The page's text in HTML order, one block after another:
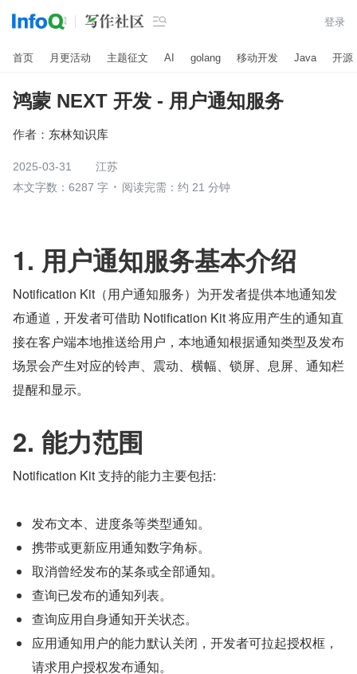
 登录
首页 月更活动 主题征文 AI golang 移动开发 Java 开源
鸿蒙 NEXT 开发 - 用户通知服务
作者： 东林知识库
2025-03-31
江苏
本文字数：6287 字
阅读完需：约 21 分钟
1. 用户通知服务基本介绍
Notification Kit（用户通知服务）为开发者提供本地通知发
布通道，开发者可借助 Notification Kit 将应用产生的通知直
接在客户端本地推送给用户，本地通知根据通知类型及发布
场景会产生对应的铃声、震动、横幅、锁屏、息屏、通知栏
提醒和显示。
2. 能力范围
Notification Kit 支持的能力主要包括:
发布文本、进度条等类型通知。
携带或更新应用通知数字角标。
取消曾经发布的某条或全部通知。
查询已发布的通知列表。
查询应用自身通知开关状态。
应用通知用户的能力默认关闭，开发者可拉起授权框，
请求用户授权发布通知。